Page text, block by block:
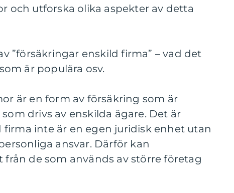
och utforska olika aspekter av detta
”försäkringar enskild firma” – vad det
är populära osv.
är en form av försäkring som är
drivs av enskilda ägare. Det är
inte är en egen juridisk enhet utan
ansvar. Därför kan
de som används av större företag